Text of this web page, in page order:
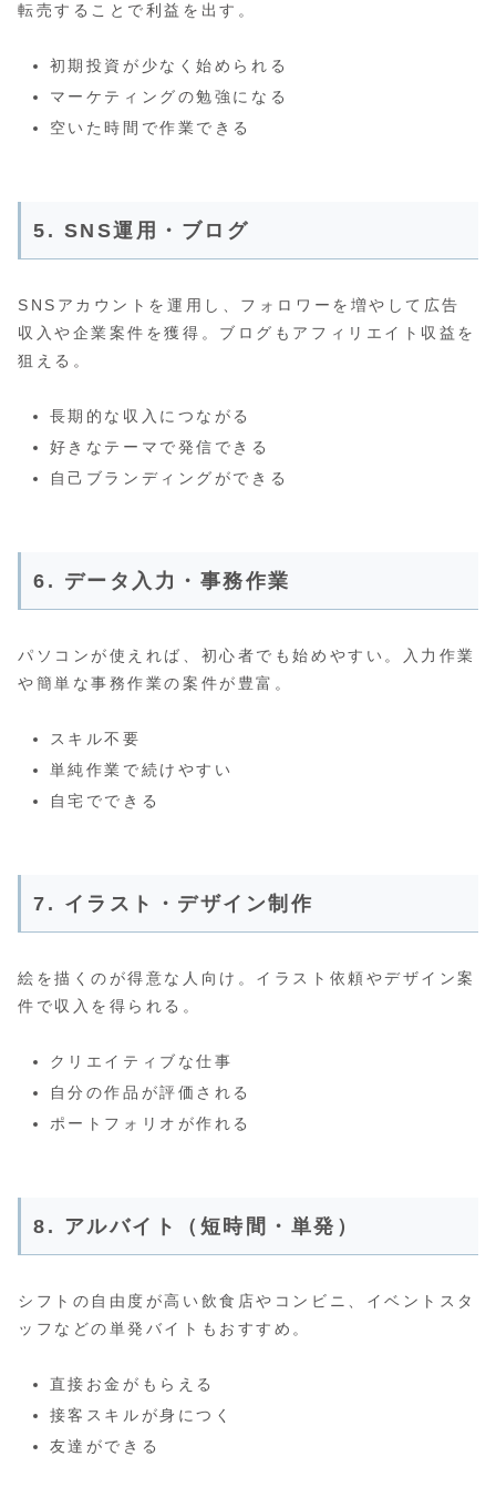
転売することで利益を出す。
初期投資が少なく始められる
マーケティングの勉強になる
空いた時間で作業できる
5. SNS運用・ブログ
SNSアカウントを運用し、フォロワーを増やして広告
収入や企業案件を獲得。ブログもアフィリエイト収益を
狙える。
長期的な収入につながる
好きなテーマで発信できる
自己ブランディングができる
6. データ入力・事務作業
パソコンが使えれば、初心者でも始めやすい。入力作業
や簡単な事務作業の案件が豊富。
スキル不要
単純作業で続けやすい
自宅でできる
7. イラスト・デザイン制作
絵を描くのが得意な人向け。イラスト依頼やデザイン案
件で収入を得られる。
クリエイティブな仕事
自分の作品が評価される
ポートフォリオが作れる
8. アルバイト（短時間・単発）
シフトの自由度が高い飲食店やコンビニ、イベントスタ
ッフなどの単発バイトもおすすめ。
直接お金がもらえる
接客スキルが身につく
友達ができる